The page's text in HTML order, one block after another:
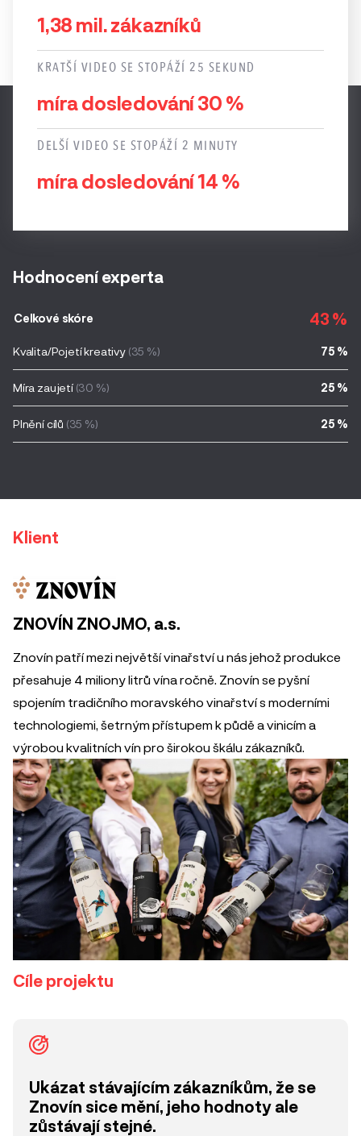
1,38 mil. zákazníků
KRATŠÍ VIDEO SE STOPÁŽÍ 25 SEKUND
míra dosledování 30 %
DELŠÍ VIDEO SE STOPÁŽÍ 2 MINUTY
míra dosledování 14 %
Hodnocení experta
Celkové skóre 43 %
Kvalita/Pojetí kreativy (35 %) 75 %
Míra zaujetí (30 %) 25 %
Plnění cílů (35 %) 25 %
Klient
ZNOVÍN ZNOJMO, a.s.
Znovín patří mezi největší vinařství u nás jehož produkce
přesahuje 4 miliony litrů vína ročně. Znovín se pyšní
spojením tradičního moravského vinařství s moderními
technologiemi, šetrným přístupem k půdě a vinicím a
výrobou kvalitních vín pro širokou škálu zákazníků.
Cíle projektu
Ukázat stávajícím zákazníkům, že se
Znovín sice mění, jeho hodnoty ale
zůstávají stejné.